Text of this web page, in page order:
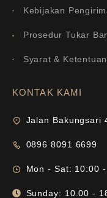
Kebijakan
Prosedur Tukar
Syarat &
KONTAK KAMI
Jalan Bakungsari
0896 8091 6699
Mon - Sat: 10:00
Sunday: 10.00 -